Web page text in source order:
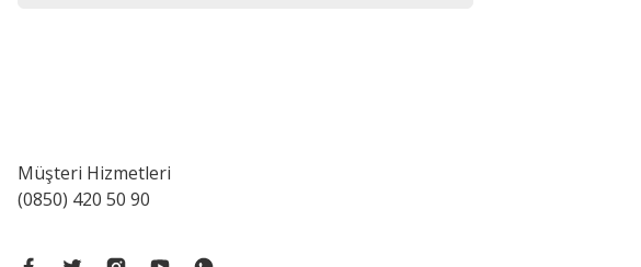
Müşteri Hizmetleri
(0850) 420 50 90